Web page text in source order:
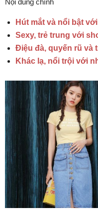
Nội dung chính
Hút mắt và nổi bật
Sexy, trẻ trung với
Điệu đà, quyến rũ và
Khác lạ, nổi trội với